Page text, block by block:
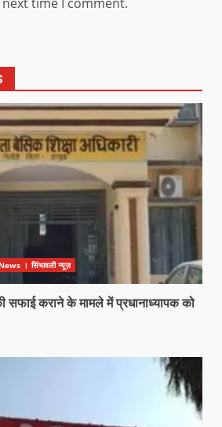
। सिंभावली न्यूज़
सफाई कराने के मामले में प्रधानाध्यापक को